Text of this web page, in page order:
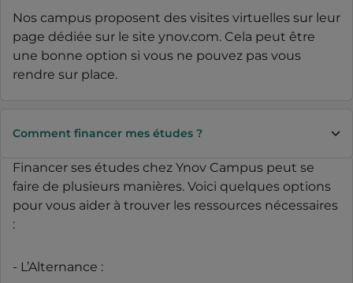
Nos campus proposent des visites virtuelles sur leur
page dédiée sur le site ynov.com. Cela peut être
une bonne option si vous ne pouvez pas vous
rendre sur place.
Comment financer mes études ?
Financer ses études chez Ynov Campus peut se
faire de plusieurs manières. Voici quelques options
pour vous aider à trouver les ressources nécessaires
:
- L’Alternance :